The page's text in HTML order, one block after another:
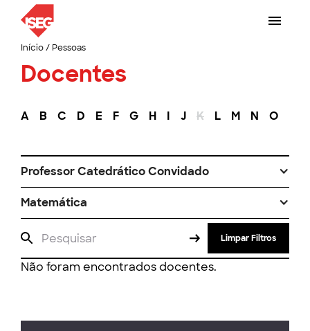
Início/ Pessoas
Docentes
A B C D E F G H I J K L M N O
Professor Catedrático Convidado
Matemática
Limpar Filtros
Não foram encontrados docentes.